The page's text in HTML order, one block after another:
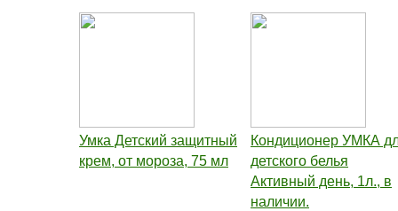
Умка Детский защитный
крем, от мороза, 75 мл
Кондиционер УМКА
детского белья
Активный день, 1л., в
наличии.